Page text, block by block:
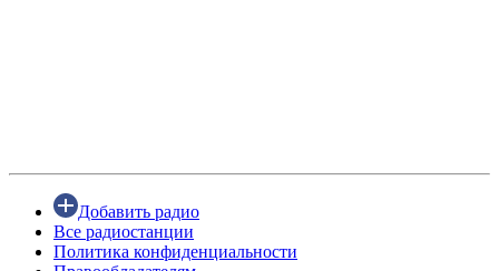
Добавить радио
Все радиостанции
Политика конфиденциальности